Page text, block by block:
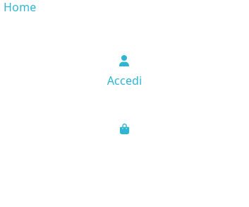
Home
Accedi